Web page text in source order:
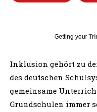
Getting your
Inklusion gehört zu
des deutschen
gemeinsame
Grundschulen immer